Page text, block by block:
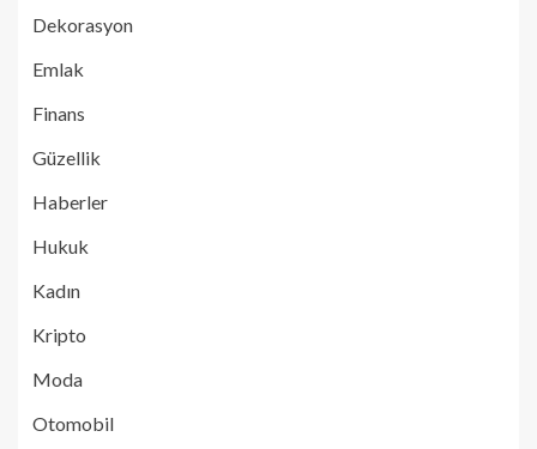
Dekorasyon
Emlak
Finans
Güzellik
Haberler
Hukuk
Kadın
Kripto
Moda
Otomobil